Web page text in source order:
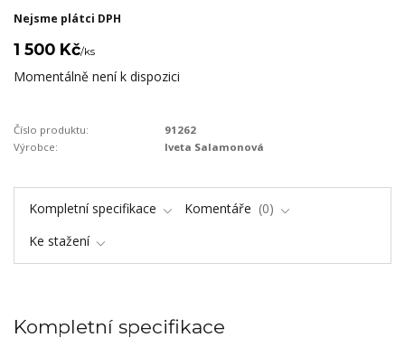
Nejsme plátci DPH
1 500 Kč/ks
Momentálně není k dispozici
Číslo produktu:
91262
Výrobce:
Iveta Salamonová
Kompletní specifikace Komentáře
0
Ke stažení
Kompletní specifikace